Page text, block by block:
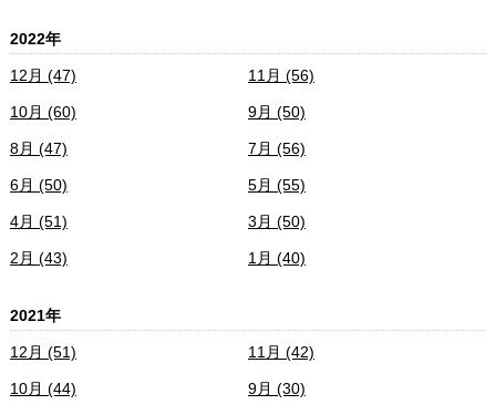
2022年
12月 (47) 11月 (56)
10月 (60) 9月 (50)
8月 (47) 7月 (56)
6月 (50) 5月 (55)
4月 (51) 3月 (50)
2月 (43) 1月 (40)
2021年
12月 (51) 11月 (42)
10月 (44) 9月 (30)